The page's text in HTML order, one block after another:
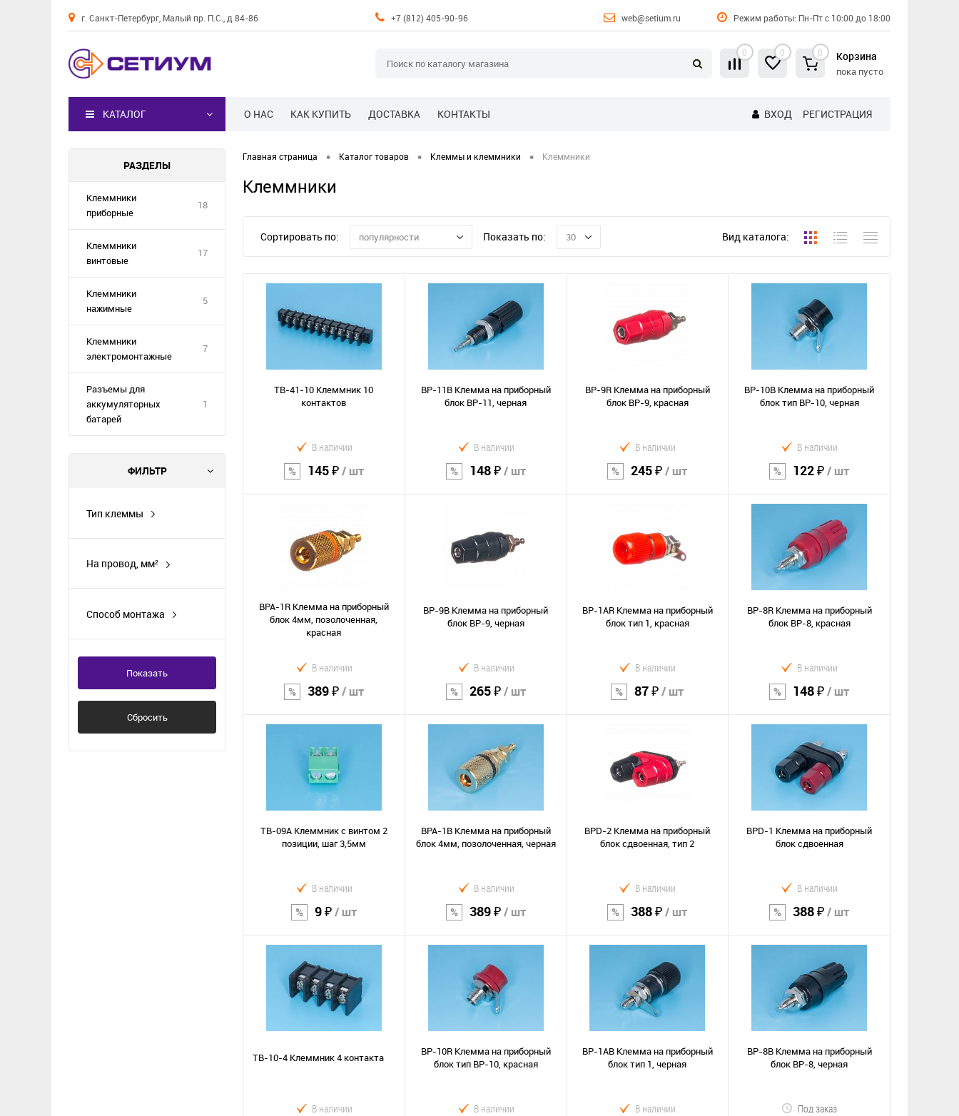
г. Санкт-Петербург, Малый пр. П.С., д 84-86 +7 (812) 405-90-96 web@setium.ru Режим работы: Пн-Пт с 10:00 до 18:00
0 0 0 Корзина
пока пусто
О НАС КАК КУПИТЬ ДОСТАВКА КОНТАКТЫ ВХОД РЕГИСТРАЦИЯ
КАТАЛОГ
РАЗДЕЛЫ
Клеммники
приборные
18
Клеммники
винтовые
17
Клеммники
нажимные
5
Клеммники
электромонтажные
7
Разъемы для
аккумуляторных
батарей
1
ФИЛЬТР
Тип клеммы
приборный блок
клеммник винтовой
клеммник с зажимом
На провод, мм²
Способ монтажа
Показать
Сбросить
Главная страница • Каталог товаров • Клеммы и клеммники • Клеммники
Клеммники
Сортировать по: популярности Показать по: 30 Вид каталога:
TB-41-10 Клеммник 10
контактов
В наличии
145 ₽/ шт
В корзину
Сравнение
BP-11B Клемма на приборный
блок ВР-11, черная
В наличии
148 ₽/ шт
В корзину
Сравнение
BP-9R Клемма на приборный
блок ВР-9, красная
В наличии
245 ₽/ шт
В корзину
Сравнение
BP-10B Клемма на приборный
блок тип BP-10, черная
В наличии
122 ₽/ шт
В корзину
Сравнение
BPA-1R Клемма на приборный
блок 4мм, позолоченная,
красная
В наличии
389 ₽/ шт
В корзину
Сравнение
BP-9B Клемма на приборный
блок BP-9, черная
В наличии
265 ₽/ шт
В корзину
Сравнение
BP-1AR Клемма на приборный
блок тип 1, красная
В наличии
87 ₽/ шт
В корзину
Сравнение
BP-8R Клемма на приборный
блок BP-8, красная
В наличии
148 ₽/ шт
В корзину
Сравнение
TB-09A Клеммник с винтом 2
позиции, шаг 3,5мм
В наличии
9 ₽/ шт
В корзину
BPA-1B Клемма на приборный
блок 4мм, позолоченная, черная
В наличии
389 ₽/ шт
В корзину
Сравнение
BPD-2 Клемма на приборный
блок сдвоенная, тип 2
В наличии
388 ₽/ шт
В корзину
Сравнение
BPD-1 Клемма на приборный
блок сдвоенная
В наличии
388 ₽/ шт
В корзину
Сравнение
TB-10-4 Клеммник 4 контакта
В наличии
BP-10R Клемма на приборный
блок тип BP-10, красная
В наличии
BP-1AB Клемма на приборный
блок тип 1, черная
В наличии
BP-8B Клемма на приборный
блок ВР-8, черная
Под заказ